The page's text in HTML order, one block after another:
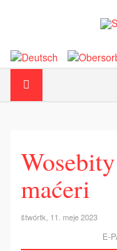
maćeri
štwórtk, 11. meje 2023
E-